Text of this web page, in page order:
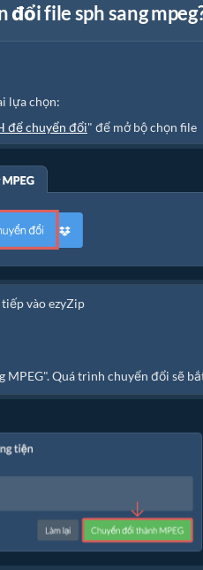
đổi file sph sang
lựa chọn:
để chuyển đổi" để mở bộ chọn file
vào ezyZip
MPEG". Quá trình chuyển đổi sẽ